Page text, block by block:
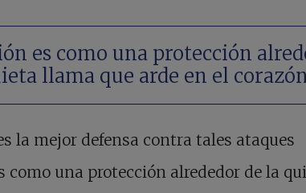
es como una protección
llama que arde en el
la mejor defensa contra tales ataques
como una protección alrededor de la